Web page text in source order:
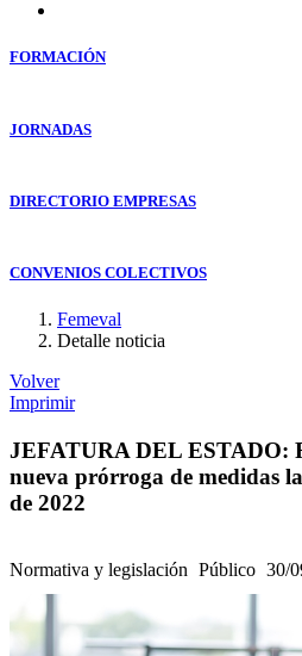
FORMACIÓN
JORNADAS
DIRECTORIO EMPRESAS
CONVENIOS COLECTIVOS
Femeval
Detalle noticia
Volver
Imprimir
JEFATURA DEL ESTADO:
nueva prórroga de medidas
de 2022
Normativa y legislación Público 30/